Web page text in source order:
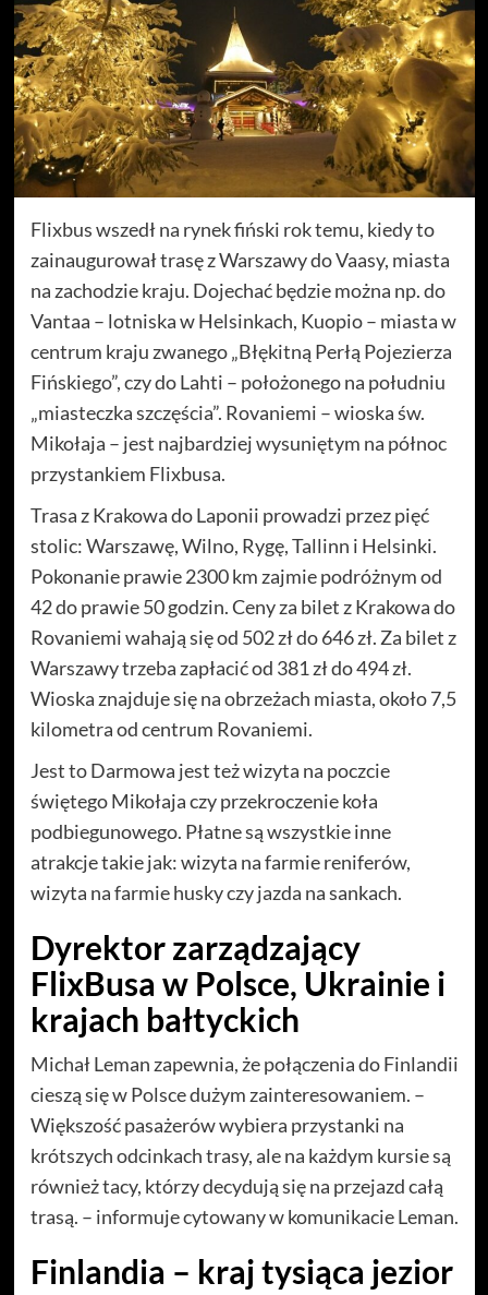
Flixbus wszedł na rynek fiński rok temu, kiedy to
zainaugurował trasę z Warszawy do Vaasy, miasta
na zachodzie kraju. Dojechać będzie można np. do
Vantaa – lotniska w Helsinkach, Kuopio – miasta w
centrum kraju zwanego „Błękitną Perłą Pojezierza
Fińskiego”, czy do Lahti – położonego na południu
„miasteczka szczęścia”. Rovaniemi – wioska św.
Mikołaja – jest najbardziej wysuniętym na północ
przystankiem Flixbusa.
Trasa z Krakowa do Laponii prowadzi przez pięć
stolic: Warszawę, Wilno, Rygę, Tallinn i Helsinki.
Pokonanie prawie 2300 km zajmie podróżnym od
42 do prawie 50 godzin. Ceny za bilet z Krakowa do
Rovaniemi wahają się od 502 zł do 646 zł. Za bilet z
Warszawy trzeba zapłacić od 381 zł do 494 zł.
Wioska znajduje się na obrzeżach miasta, około 7,5
kilometra od centrum Rovaniemi.
Jest to Darmowa jest też wizyta na poczcie
świętego Mikołaja czy przekroczenie koła
podbiegunowego. Płatne są wszystkie inne
atrakcje takie jak: wizyta na farmie reniferów,
wizyta na farmie husky czy jazda na sankach.
Dyrektor zarządzający
FlixBusa w Polsce, Ukrainie i
krajach bałtyckich
Michał Leman zapewnia, że połączenia do Finlandii
cieszą się w Polsce dużym zainteresowaniem. –
Większość pasażerów wybiera przystanki na
krótszych odcinkach trasy, ale na każdym kursie są
również tacy, którzy decydują się na przejazd całą
trasą. – informuje cytowany w komunikacie Leman.
Finlandia – kraj tysiąca jezior